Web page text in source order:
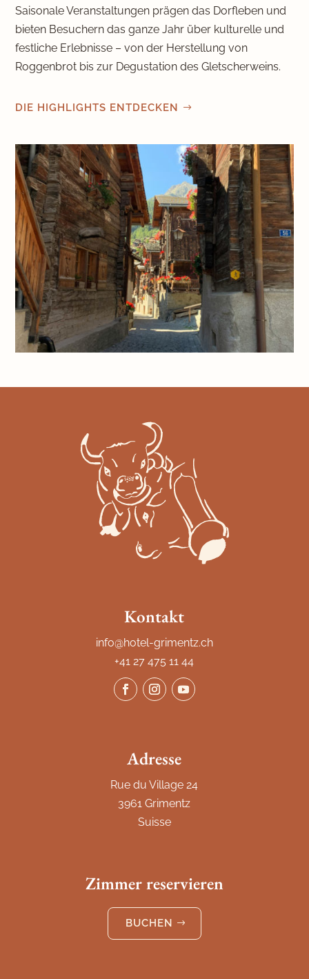
Saisonale Veranstaltungen prägen das Dorfleben und
bieten Besuchern das ganze Jahr über kulturelle und
festliche Erlebnisse – von der Herstellung von
Roggenbrot bis zur Degustation des Gletscherweins.
DIE HIGHLIGHTS ENTDECKEN
Kontakt
info@hotel-grimentz.ch
+41 27 475 11 44
Adresse
Rue du Village 24
3961 Grimentz
Suisse
Zimmer reservieren
BUCHEN